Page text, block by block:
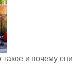
и почему они